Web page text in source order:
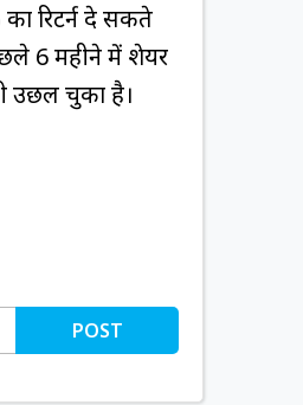
रिटर्न दे सकते
6 महीने में शेयर
उछल चुका है।
POST